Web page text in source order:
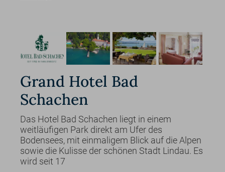
Grand Hotel Bad
Schachen
Das Hotel Bad Schachen liegt in einem
weitläufigen Park direkt am Ufer des
Bodensees, mit einmaligem Blick auf die Alpen
sowie die Kulisse der schönen Stadt Lindau. Es
wird seit 17